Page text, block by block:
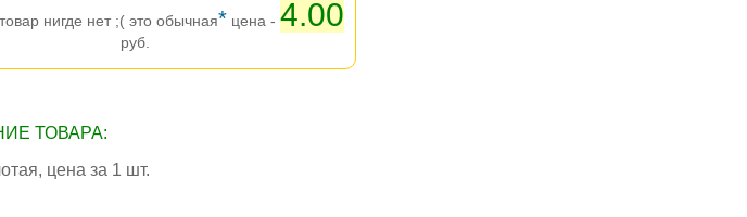
нигде нет ;( это обычная*цена - 4.00
руб.
ТОВАРА:
цена за 1 шт.